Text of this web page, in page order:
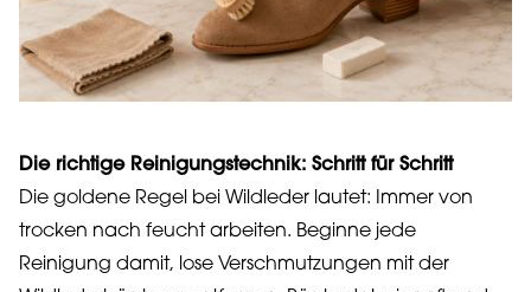
Die richtige Reinigungstechnik: Schritt für Schritt
Die goldene Regel bei Wildleder lautet: Immer von
trocken nach feucht arbeiten. Beginne jede
Reinigung damit, lose Verschmutzungen mit der